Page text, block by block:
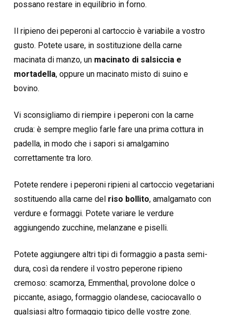
possano restare in equilibrio in forno.
Il ripieno dei peperoni al cartoccio è variabile a vostro
gusto. Potete usare, in sostituzione della carne
macinata di manzo, un macinato di salsiccia e
mortadella, oppure un macinato misto di suino e
bovino.
Vi sconsigliamo di riempire i peperoni con la carne
cruda: è sempre meglio farle fare una prima cottura in
padella, in modo che i sapori si amalgamino
correttamente tra loro.
Potete rendere i peperoni ripieni al cartoccio vegetariani
sostituendo alla carne del riso bollito, amalgamato con
verdure e formaggi. Potete variare le verdure
aggiungendo zucchine, melanzane e piselli.
Potete aggiungere altri tipi di formaggio a pasta semi-
dura, così da rendere il vostro peperone ripieno
cremoso: scamorza, Emmenthal, provolone dolce o
piccante, asiago, formaggio olandese, caciocavallo o
qualsiasi altro formaggio tipico delle vostre zone.